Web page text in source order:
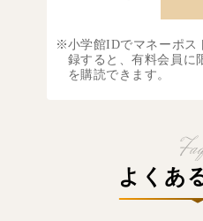
小学館IDでマネーポス
録すると、有料会員に
を購読できます。
よくあ